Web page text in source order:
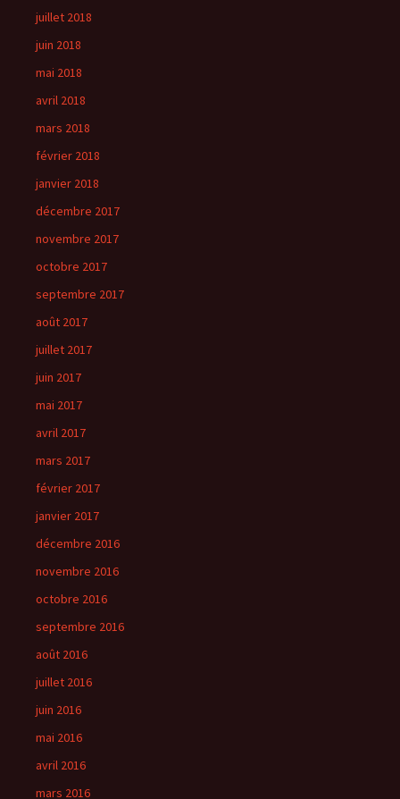
juillet 2018
juin 2018
mai 2018
avril 2018
mars 2018
février 2018
janvier 2018
décembre 2017
novembre 2017
octobre 2017
septembre 2017
août 2017
juillet 2017
juin 2017
mai 2017
avril 2017
mars 2017
février 2017
janvier 2017
décembre 2016
novembre 2016
octobre 2016
septembre 2016
août 2016
juillet 2016
juin 2016
mai 2016
avril 2016
mars 2016